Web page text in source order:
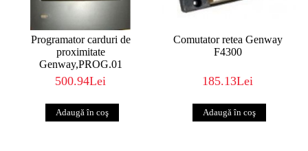
Programator carduri de
proximitate
Genway,PROG.01
500.94Lei
Comutator retea Genway
F4300
185.13Lei